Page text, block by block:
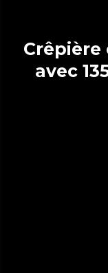
Crêpière en acier inoxydable
avec